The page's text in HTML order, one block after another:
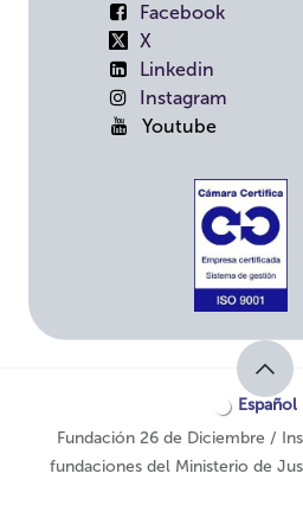
Facebook
X
Linkedin
Instagram
Youtube
Fundación 26 de Diciembre /
fundaciones del Ministerio de
Español